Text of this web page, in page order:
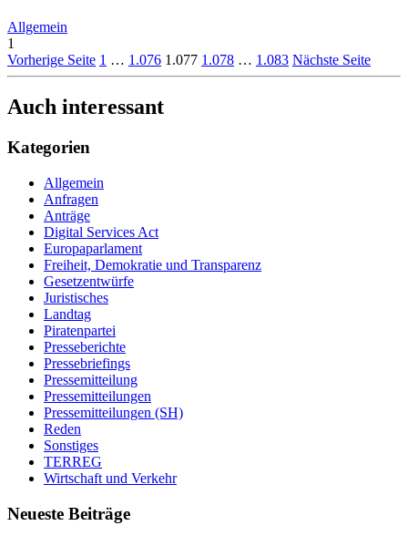
Allgemein
1
Vorherige Seite 1 … 1.076 1.077 1.078 … 1.083 Nächste Seite
Auch interessant
Kategorien
Allgemein
Anfragen
Anträge
Digital Services Act
Europaparlament
Freiheit, Demokratie und Transparenz
Gesetzentwürfe
Juristisches
Landtag
Piratenpartei
Presseberichte
Pressebriefings
Pressemitteilung
Pressemitteilungen
Pressemitteilungen (SH)
Reden
Sonstiges
TERREG
Wirtschaft und Verkehr
Neueste Beiträge